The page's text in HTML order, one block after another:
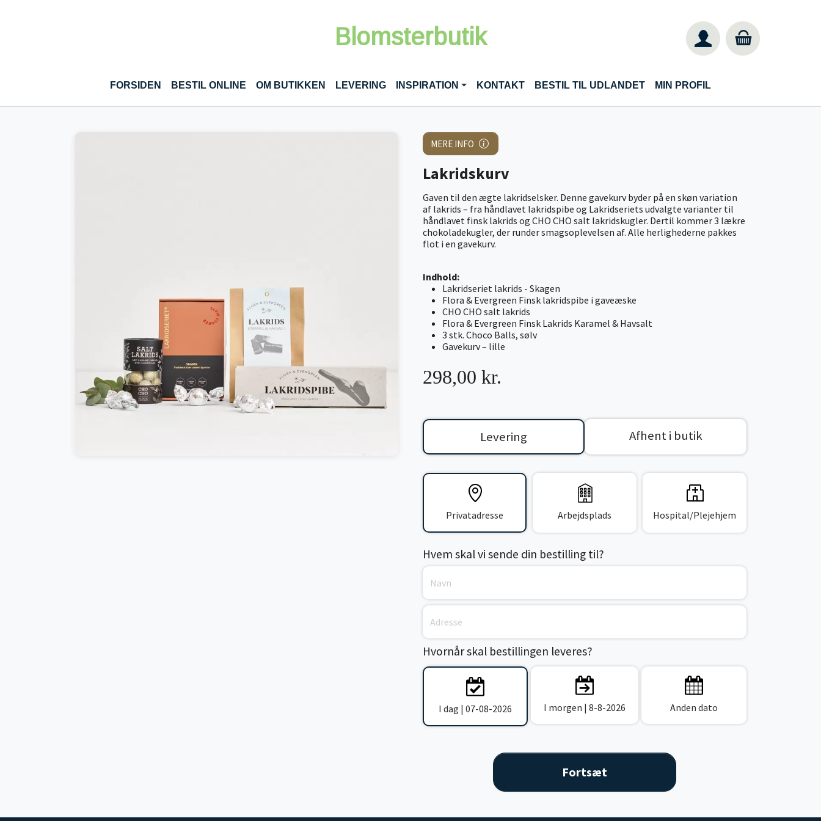
Blomsterbutik
FORSIDEN BESTIL ONLINE(CURRENT)
OM BUTIKKEN LEVERING INSPIRATION KONTAKT BESTIL TIL UDLANDET MIN PROFIL
MERE INFO
Lakridskurv
Gaven til den ægte lakridselsker. Denne gavekurv byder på en skøn variation
af lakrids – fra håndlavet lakridspibe og Lakridseriets udvalgte varianter til
håndlavet finsk lakrids og CHO CHO salt lakridskugler. Dertil kommer 3 lækre
chokoladekugler, der runder smagsoplevelsen af. Alle herlighederne pakkes
flot i en gavekurv.
Indhold:
Lakridseriet lakrids - Skagen
Flora & Evergreen Finsk lakridspibe i gaveæske
CHO CHO salt lakrids
Flora & Evergreen Finsk Lakrids Karamel & Havsalt
3 stk. Choco Balls, sølv
Gavekurv – lille
298,00 kr.
Levering Afhent i butik
Privatadresse Arbejdsplads Hospital/Plejehjem
Hvem skal vi sende din bestilling til?
Hvornår skal bestillingen leveres?
I dag | 07-08-2026 I morgen | 8-8-2026 Anden dato